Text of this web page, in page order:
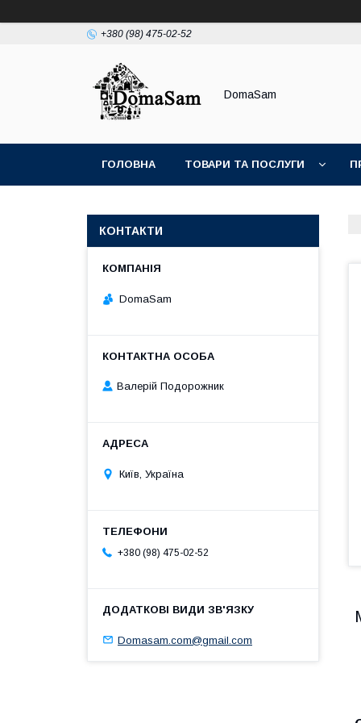
+380 (98) 475-02-52
DomaSam
ГОЛОВНА ТОВАРИ ТА ПОСЛУГИ
КОНТАКТИ
DomaSam
Валерій Подорожник
Київ, Україна
+380 (98) 475-02-52
Domasam.com@gmail.com